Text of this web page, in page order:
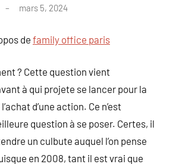
mars 5, 2024
de family office paris
? Cette question vient
à qui projete se lancer pour la
d’une action. Ce n’est
question à se poser. Certes, il
un culbute auquel l’on pense
en 2008, tant il est vrai que